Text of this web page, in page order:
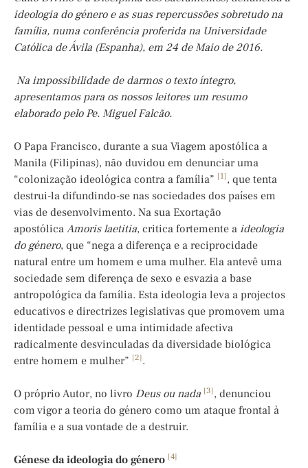
ideologia do género e as suas repercussões sobretudo na
família, numa conferência proferida na Universidade
Católica de Ávila (Espanha), em 24 de Maio de 2016.
Na impossibilidade de darmos o texto íntegro,
apresentamos para os nossos leitores um resumo
elaborado pelo Pe. Miguel Falcão.
O Papa Francisco, durante a sua Viagem apostólica a
Manila (Filipinas), não duvidou em denunciar uma
“colonização ideológica contra a família” [1], que tenta
destrui-la difundindo-se nas sociedades dos países em
vias de desenvolvimento. Na sua Exortação
apostólica Amoris laetitia, critica fortemente a ideologia
do género, que “nega a diferença e a reciprocidade
natural entre um homem e uma mulher. Ela antevê uma
sociedade sem diferença de sexo e esvazia a base
antropológica da família. Esta ideologia leva a projectos
educativos e directrizes legislativas que promovem uma
identidade pessoal e uma intimidade afectiva
radicalmente desvinculadas da diversidade biológica
entre homem e mulher” [2].
O próprio Autor, no livro Deus ou nada [3], denunciou
com vigor a teoria do género como um ataque frontal à
família e a sua vontade de a destruir.
Génese da ideologia do género [4]